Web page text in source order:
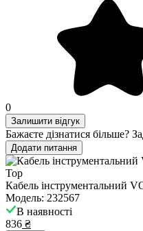
0
Залишити відгук
Бажаєте дізнатися більше?
Додати питання
Top
Кабель інструментальний
Модель: 232567
В наявності
836 ₴